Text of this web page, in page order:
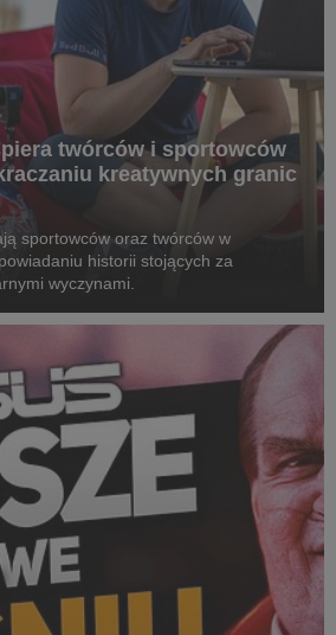
twórców i sportowców
kreatywnych granic
sportowców oraz twórców w
historii stojących za
wyczynami.